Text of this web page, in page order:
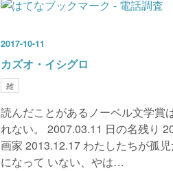
2017-10-11
カズオ・イシグロ
雑
読んだことがあるノーベル文学賞
れない。 2007.03.11 日の名残り
画家 2013.12.17 わたしたちが孤
になって いない、やは…